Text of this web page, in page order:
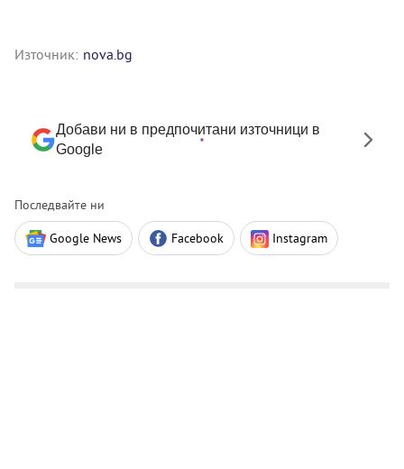
Източник: nova.bg
Добави ни в предпочитани източници в
Google
Последвайте ни
Google News Facebook Instagram